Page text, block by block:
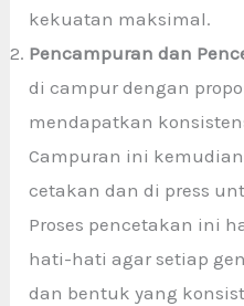
kekuatan maksimal.
Pencampuran dan
di campur dengan
mendapatkan
Campuran ini
cetakan dan di press
Proses pencetakan ini
hati-hati agar setiap
dan bentuk yang